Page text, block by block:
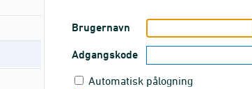
Brugernavn
Adgangskode
Automatisk pålogning